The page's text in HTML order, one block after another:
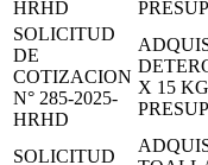
HRHD
SOLICITUD
DE
COTIZACION
N° 285-2025-
HRHD
X 15
SOLICITUD